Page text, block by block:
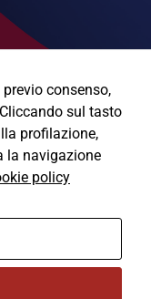
consenso,
sul tasto
profilazione,
la navigazione
policy